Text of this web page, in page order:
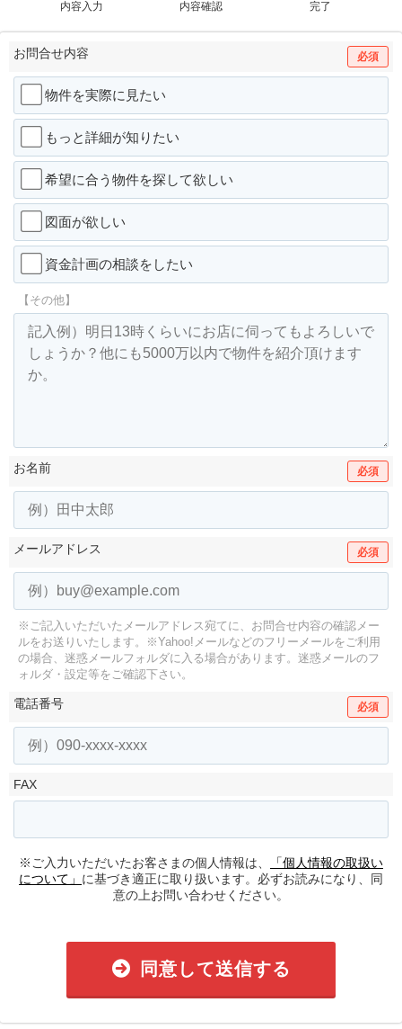
内容入力
内容確認
完了
お問合せ内容 必須
物件を実際に見たい
もっと詳細が知りたい
希望に合う物件を探して欲しい
図面が欲しい
資金計画の相談をしたい
【その他】
お名前 必須
メールアドレス 必須
※ご記入いただいたメールアドレス宛てに、お問合せ内容の確認メー
ルをお送りいたします。
※Yahoo!メールなどのフリーメールをご利用
の場合、迷惑メールフォルダに入る場合があります。 迷惑メールのフ
ォルダ・設定等をご確認下さい。
電話番号 必須
FAX
※ご入力いただいたお客さまの個人情報は、
「個人情報の取扱い
について」 に基づき適正に取り扱います。必ずお読みになり、同
意の上お問い合わせください。
同意して送信する